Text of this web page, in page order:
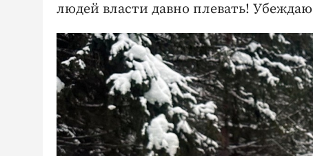
людей власти давно плевать!